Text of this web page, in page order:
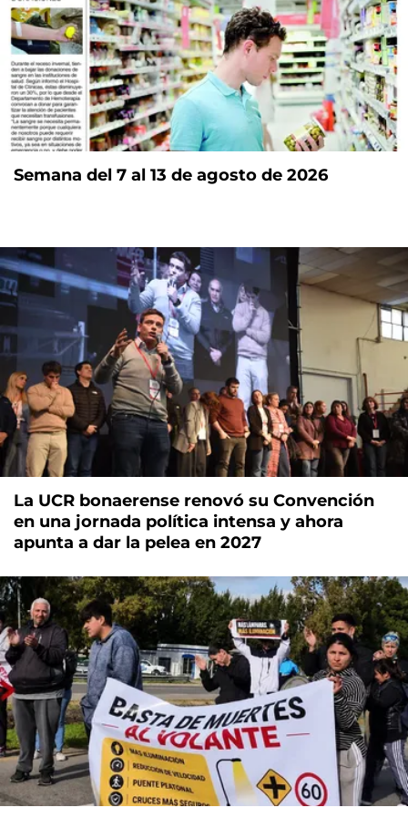
Semana del 7 al 13 de agosto de 2026
La UCR bonaerense renovó su Convención
en una jornada política intensa y ahora
apunta a dar la pelea en 2027